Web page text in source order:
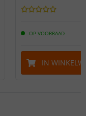
OP VOORRAAD
IN